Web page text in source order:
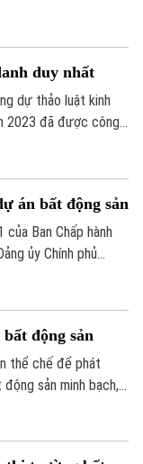
duy nhất
dự thảo luật kinh
2023 đã được công
sung vào điều
đảm bảo mỗi bất
1 mã định danh.
án bất động sản
Ban Chấp hành
ủy Chính phủ
thực hiện. Nếu
được kỳ vọng sẽ
nguồn lực đất đai,
động sản
thể chế để phát
sản minh bạch,